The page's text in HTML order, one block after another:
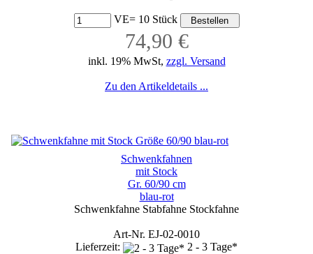
VE= 10 Stück
74,90 €
inkl. 19% MwSt, zzgl. Versand
Zu den Artikeldetails ...
Schwenkfahnen
mit Stock
Gr. 60/90 cm
blau-rot
Schwenkfahne Stabfahne Stockfahne
Art-Nr. EJ-02-0010
Lieferzeit:
2 - 3 Tage*